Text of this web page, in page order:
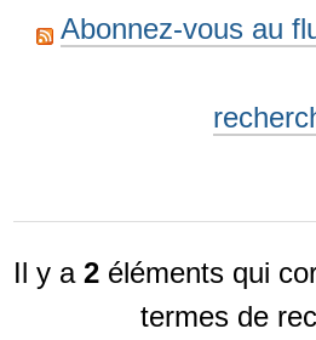
Abonnez-vous au
Il y a2 éléments qui
termes de